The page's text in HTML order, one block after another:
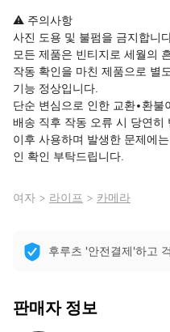
⚠ 주의사항
사진 도용 및 불펌을 금지합니
모든 제품은 빈티지로 세월의
작동 확인을 마친 제품으로 별
기능 정상입니다.
단순 변심으로 인한 교환•환불
배송 직후 작동 오류 시 당연히
이후 사용하며 발생한 문제에
인 확인 부탁드립니다.
여자 > 라이프 > 카메라
후루츠 '안전결제'하고
판매자 정보